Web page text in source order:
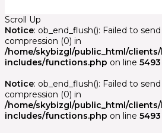
Scroll Up
Notice: ob_end_flush(): Failed to
compression (0) in
/home/skybizgl/public_html/
includes/functions.php on line 5493
Notice: ob_end_flush(): Failed to
compression (0) in
/home/skybizgl/public_html/
includes/functions.php on line 5493